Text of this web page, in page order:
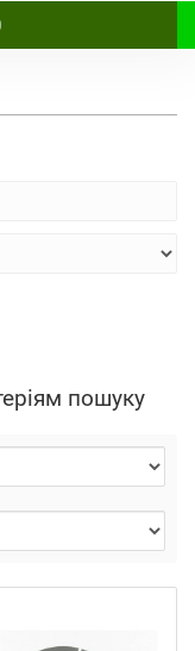
пошуку